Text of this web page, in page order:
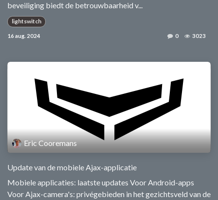
beveiliging biedt de betrouwbaarheid v...
lightswitch
16 aug. 2024 0 3023
Eric Cooremans
Update van de mobiele Ajax-applicatie
Mobiele applicaties: laatste updates Voor Android-apps
Voor Ajax-camera's: privégebieden in het gezichtsveld van de